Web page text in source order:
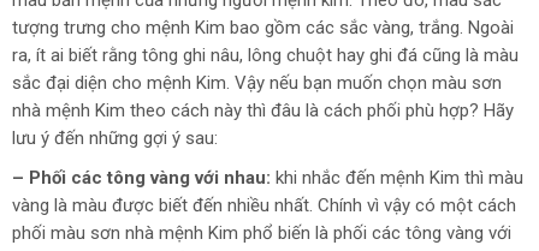
tượng trưng cho mệnh Kim bao gồm các sắc vàng, trắng. Ngoài
ra, ít ai biết rằng tông ghi nâu, lông chuột hay ghi đá cũng là màu
sắc đại diện cho mệnh Kim. Vậy nếu bạn muốn chọn màu sơn
nhà mệnh Kim theo cách này thì đâu là cách phối phù hợp? Hãy
lưu ý đến những gợi ý sau:
– Phối các tông vàng với nhau: khi nhắc đến mệnh Kim thì màu
vàng là màu được biết đến nhiều nhất. Chính vì vậy có một cách
phối màu sơn nhà mệnh Kim phổ biến là phối các tông vàng với